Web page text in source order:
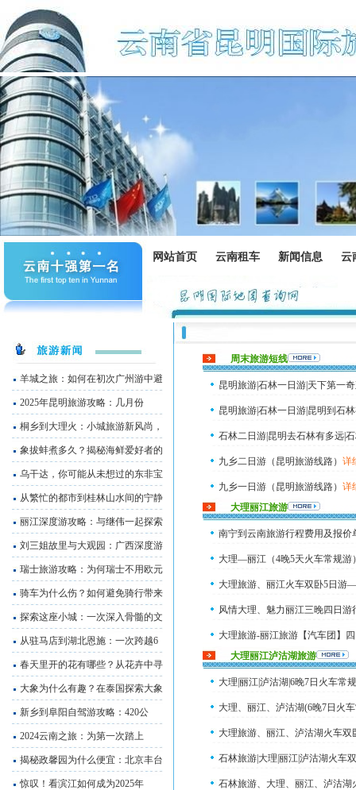
网站首页 云南租车 新闻信息 云
羊城之旅：如何在初次广州游中避
2025年昆明旅游攻略：几月份
桐乡到大理火：小城旅游新风尚，
象拔蚌煮多久？揭秘海鲜爱好者的
乌干达，你可能从未想过的东非宝
从繁忙的都市到桂林山水间的宁静
丽江深度游攻略：与继伟一起探索
刘三姐故里与大观园：广西深度游
瑞士旅游攻略：为何瑞士不用欧元
骑车为什么伤？如何避免骑行带来
探索这座小城：一次深入骨髓的文
从驻马店到湖北恩施：一次跨越6
春天里开的花有哪些？从花卉中寻
大象为什么有趣？在泰国探索大象
新乡到阜阳自驾游攻略：420公
2024云南之旅：为第一次踏上
揭秘政馨园为什么便宜：北京丰台
惊叹！看滨江如何成为2025年
周末旅游短线
昆明旅游|石林一日游|天下第一
昆明旅游|石林一日游|昆明到石
石林二日游|昆明去石林有多远|
详
九乡二日游（昆明旅游线路）
详
九乡一日游（昆明旅游线路）
九乡一日游|九乡在哪里|昆明到
大理丽江旅游
南宁到云南旅游行程费用及报价
大理—丽江（4晚5天火车常规游
大理旅游、丽江火车双卧5日游
风情大理、魅力丽江三晚四日游
大理旅游-丽江旅游【汽车团】
大理丽江泸沽湖旅游
大理|丽江|泸沽湖|6晚7日火车常
大理、丽江、泸沽湖(6晚7日火
大理旅游、丽江、泸沽湖火车
石林旅游|大理|丽江|泸沽湖火车
石林旅游、大理、丽江、泸沽湖